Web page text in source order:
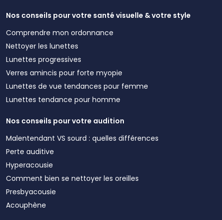
Nos conseils pour votre santé visuelle & votre style
Comprendre mon ordonnance
Nettoyer les lunettes
Lunettes progressives
Verres amincis pour forte myopie
Lunettes de vue tendances pour femme
Lunettes tendance pour homme
Nos conseils pour votre audition
Malentendant VS sourd : quelles différences
Perte auditive
Hyperacousie
Comment bien se nettoyer les oreilles
Presbyacousie
Acouphène